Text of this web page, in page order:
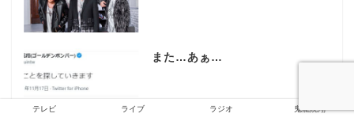
また…あぁ…
テレビ ライブ ラジオ 鬼龍院翔